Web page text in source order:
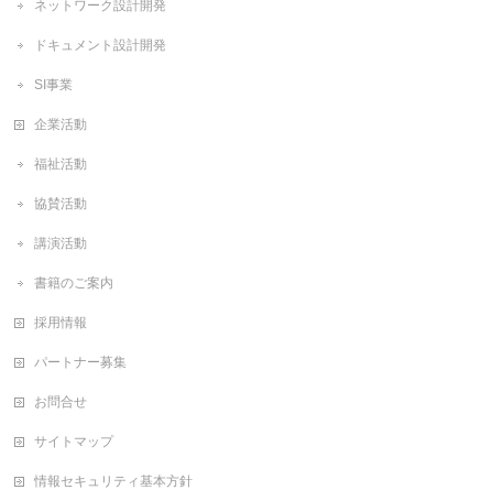
ネットワーク設計開発
ドキュメント設計開発
SI事業
企業活動
福祉活動
協賛活動
講演活動
書籍のご案内
採用情報
パートナー募集
お問合せ
サイトマップ
情報セキュリティ基本方針